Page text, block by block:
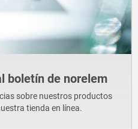
boletín de norelem
sobre nuestros productos
tienda en línea.